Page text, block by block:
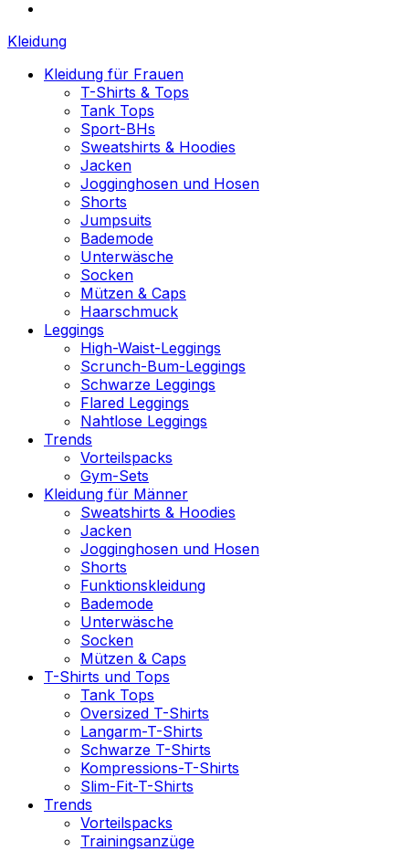
Kleidung
Kleidung für Frauen
T-Shirts & Tops
Tank Tops
Sport-BHs
Sweatshirts & Hoodies
Jacken
Jogginghosen und Hosen
Shorts
Jumpsuits
Bademode
Unterwäsche
Socken
Mützen & Caps
Haarschmuck
Leggings
High-Waist-Leggings
Scrunch-Bum-Leggings
Schwarze Leggings
Flared Leggings
Nahtlose Leggings
Trends
Vorteilspacks
Gym-Sets
Kleidung für Männer
Sweatshirts & Hoodies
Jacken
Jogginghosen und Hosen
Shorts
Funktionskleidung
Bademode
Unterwäsche
Socken
Mützen & Caps
T-Shirts und Tops
Tank Tops
Oversized T-Shirts
Langarm-T-Shirts
Schwarze T-Shirts
Kompressions-T-Shirts
Slim-Fit-T-Shirts
Trends
Vorteilspacks
Trainingsanzüge